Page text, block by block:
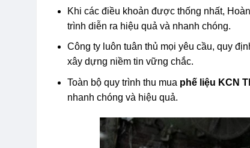
Khi các điều khoản được thống nhất,
trình diễn ra hiệu quả và nhanh chóng.
Công ty luôn tuân thủ mọi yêu cầu, quy
xây dựng niềm tin vững chắc.
Toàn bộ quy trình thu mua phế liệu KCN
nhanh chóng và hiệu quả.